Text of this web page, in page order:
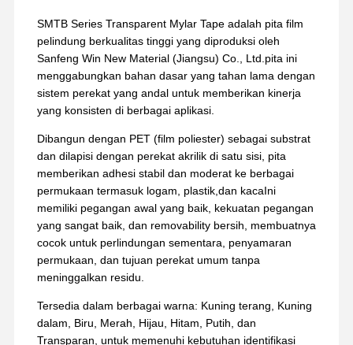
SMTB Series Transparent Mylar Tape adalah pita film
pelindung berkualitas tinggi yang diproduksi oleh
Sanfeng Win New Material (Jiangsu) Co., Ltd.pita ini
menggabungkan bahan dasar yang tahan lama dengan
sistem perekat yang andal untuk memberikan kinerja
yang konsisten di berbagai aplikasi.
Dibangun dengan PET (film poliester) sebagai substrat
dan dilapisi dengan perekat akrilik di satu sisi, pita
memberikan adhesi stabil dan moderat ke berbagai
permukaan termasuk logam, plastik,dan kacaIni
memiliki pegangan awal yang baik, kekuatan pegangan
yang sangat baik, dan removability bersih, membuatnya
cocok untuk perlindungan sementara, penyamaran
permukaan, dan tujuan perekat umum tanpa
meninggalkan residu.
Tersedia dalam berbagai warna: Kuning terang, Kuning
dalam, Biru, Merah, Hijau, Hitam, Putih, dan
Transparan, untuk memenuhi kebutuhan identifikasi